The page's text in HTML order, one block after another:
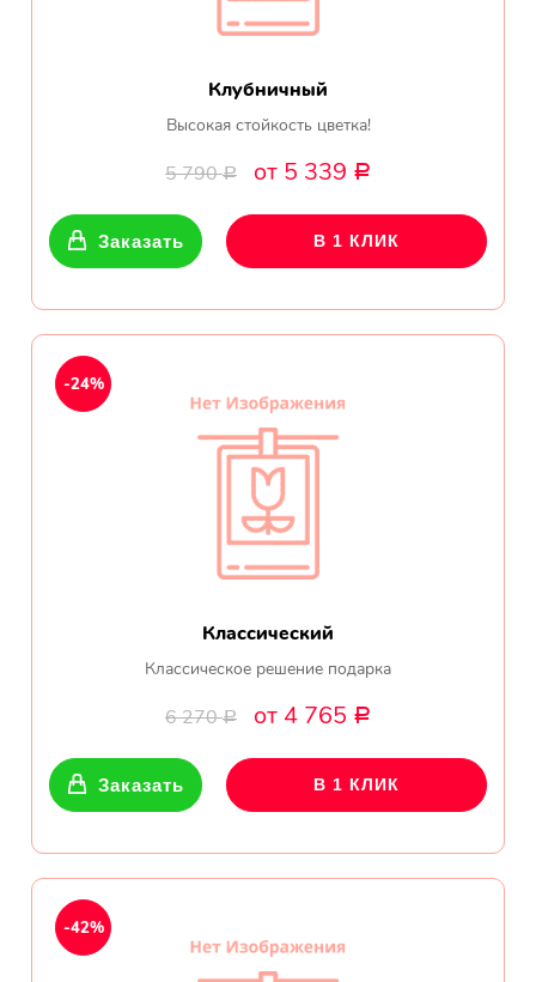
Клубничный
Высокая стойкость цветка!
5 790Р от 5 339 Р
Заказать В 1 КЛИК
Классический
Классическое решение подарка
6 270Р от 4 765 Р
-24%
Заказать В 1 КЛИК
-42%